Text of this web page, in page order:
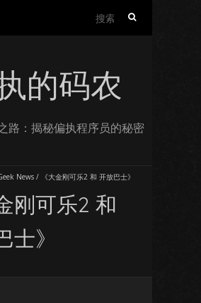
的码农
路：揭秘偏执程序员的秘密
News / 《大金刚可乐2 和 开放巴士》
刚可乐2 和
士》